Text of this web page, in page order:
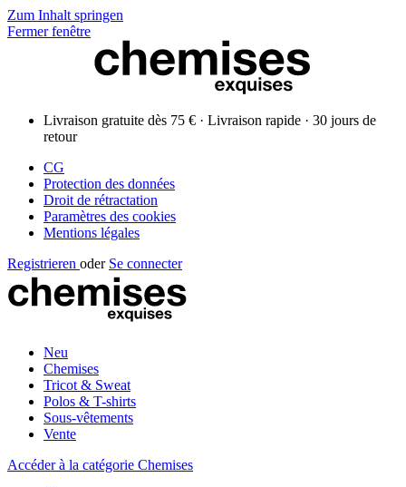
Zum Inhalt springen
Fermer fenêtre
Livraison gratuite dès 75 € · Livraison rapide · 30 jours de
retour
CG
Protection des données
Droit de rétractation
Paramètres des cookies
Mentions légales
Registrieren oder Se connecter
Neu
Chemises
Tricot & Sweat
Polos & T-shirts
Sous-vêtements
Vente
Accéder à la catégorie Chemises